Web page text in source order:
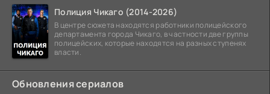
Полиция Чикаго (2014-2026)
В центре сюжета находятся работники полицейского
департамента города Чикаго, в частности две группы
полицейских, которые находятся на разных ступенях
власти.
Обновления сериалов